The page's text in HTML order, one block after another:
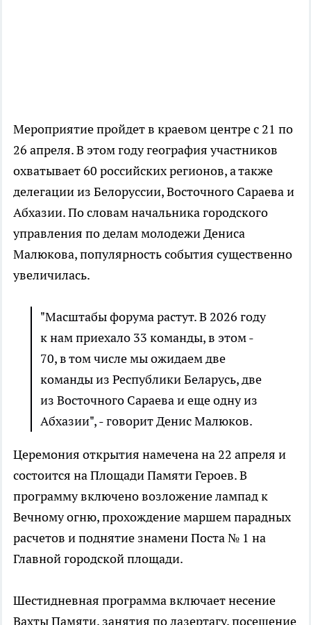
Мероприятие пройдет в краевом центре с 21 по
26 апреля. В этом году география участников
охватывает 60 российских регионов, а также
делегации из Белоруссии, Восточного Сараева и
Абхазии. По словам начальника городского
управления по делам молодежи Дениса
Малюкова, популярность события существенно
увеличилась.
"Масштабы форума растут. В 2026 году
к нам приехало 33 команды, в этом -
70, в том числе мы ожидаем две
команды из Республики Беларусь, две
из Восточного Сараева и еще одну из
Абхазии", - говорит Денис Малюков.
Церемония открытия намечена на 22 апреля и
состоится на Площади Памяти Героев. В
программу включено возложение лампад к
Вечному огню, прохождение маршем парадных
расчетов и поднятие знамени Поста № 1 на
Главной городской площади.
Шестидневная программа включает несение
Вахты Памяти, занятия по лазертагу, посещение